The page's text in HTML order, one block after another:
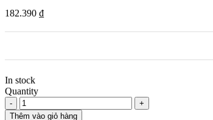
182.390 ₫
In stock
Quantity
Đèn
led
Thêm vào giỏ hàng